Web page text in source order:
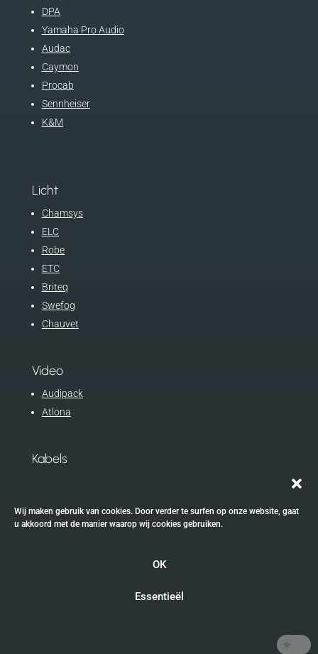
Wij maken gebruik van cookies. Door verder te surfen op onze website, gaat
u akkoord met de manier waarop wij cookies gebruiken.
OK
Essentieël
DPA
Yamaha Pro Audio
Audac
Caymon
Procab
Sennheiser
K&M
Licht
Chamsys
ELC
Robe
ETC
Briteq
Swefog
Chauvet
Video
Audipack
Atlona
Kabels